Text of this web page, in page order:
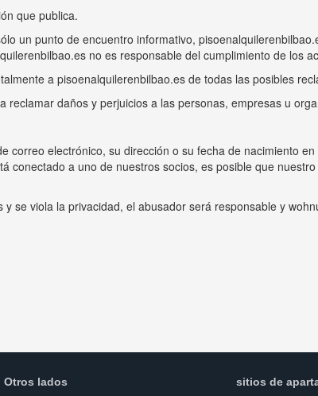
que publica.
un punto de encuentro informativo,
no es responsable del cumplimiento de los
a pisoenalquilerenbilbao.es de todas las posibles
reclamar daños y perjuicios a las personas, empresas u
correo electrónico, su dirección o su fecha de nacimiento
conectado a uno de nuestros socios, es posible que
se viola la privacidad, el abusador será responsable y
Otros lados sitios de